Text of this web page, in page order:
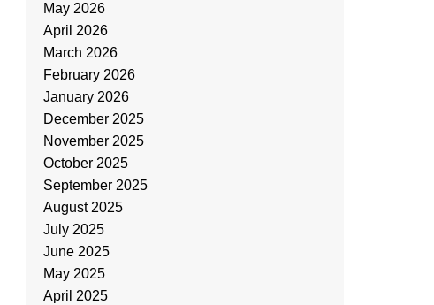
May 2026
April 2026
March 2026
February 2026
January 2026
December 2025
November 2025
October 2025
September 2025
August 2025
July 2025
June 2025
May 2025
April 2025